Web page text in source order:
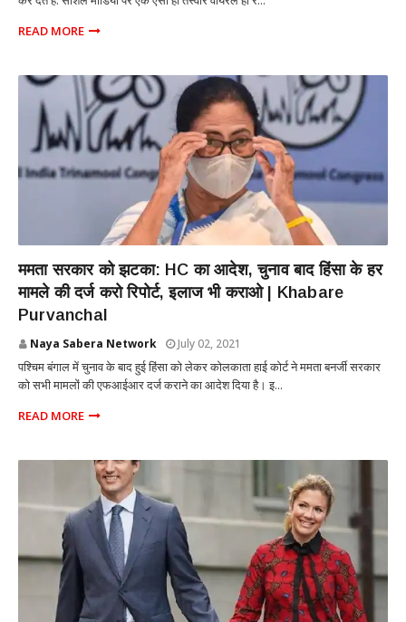
READ MORE
ममता सरकार को झटका: HC का आदेश, चुनाव बाद हिंसा के हर
मामले की दर्ज करो रिपोर्ट, इलाज भी कराओ | Khabare
Purvanchal
Naya Sabera Network July 02, 2021
पश्चिम बंगाल में चुनाव के बाद हुई हिंसा को लेकर कोलकाता हाई कोर्ट ने ममता बनर्जी सरकार
को सभी मामलों की एफआईआर दर्ज कराने का आदेश दिया है। इ...
READ MORE